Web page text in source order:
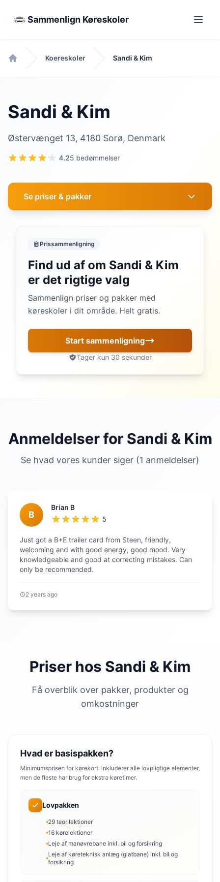
Sammenlign Køreskoler
Forside
Koereskoler Sandi & Kim
Sandi & Kim
Østervænget 13, 4180 Sorø, Denmark
4.25 bedømmelser
Se priser & pakker
Prissammenligning
Find ud af om Sandi & Kim
er det rigtige valg
Sammenlign priser og pakker med
køreskoler i dit område. Helt gratis.
Start sammenligning
Tager kun 30 sekunder
Anmeldelser for Sandi & Kim
Se hvad vores kunder siger (1 anmeldelser)
B
Brian B
5
Just got a B+E trailer card from Steen, friendly,
welcoming and with good energy, good mood. Very
knowledgeable and good at correcting mistakes. Can
only be recommended.
2 years ago
Priser hos Sandi & Kim
Få overblik over pakker, produkter og
omkostninger
Hvad er basispakken?
Minimumsprisen for kørekort. Inkluderer alle lovpligtige elementer,
men de fleste har brug for ekstra køretimer.
Lovpakken
29 teorilektioner
16 kørelektioner
Leje af manøvrebane inkl. bil og forsikring
Leje af køreteknisk anlæg (glatbane) inkl. bil og
forsikring